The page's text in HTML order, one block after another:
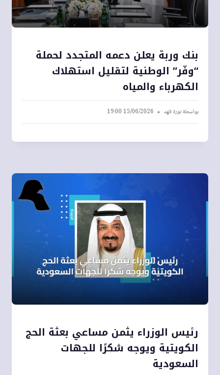
بنك وربة يعلن دعمه المتجدد لحملة
“وفّر” الوطنية لتقليل استهلاك
الكهرباء والمياه
بواسطةنورة فهد 15/06/2026 19:00
رئيس الوزراء يثمن مساعي بعثة الحج
الكويتية ويوجه شكرًا للجهات
السعودية